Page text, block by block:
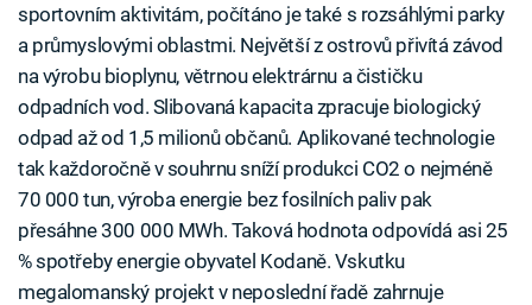
sportovním aktivitám, počítáno je také s rozsáhlými parky
a průmyslovými oblastmi. Největší z ostrovů přivítá závod
na výrobu bioplynu, větrnou elektrárnu a čističku
odpadních vod. Slibovaná kapacita zpracuje biologický
odpad až od 1,5 milionů občanů. Aplikované technologie
tak každoročně v souhrnu sníží produkci CO2 o nejméně
70 000 tun, výroba energie bez fosilních paliv pak
přesáhne 300 000 MWh. Taková hodnota odpovídá asi 25
% spotřeby energie obyvatel Kodaně. Vskutku
megalomanský projekt v neposlední řadě zahrnuje